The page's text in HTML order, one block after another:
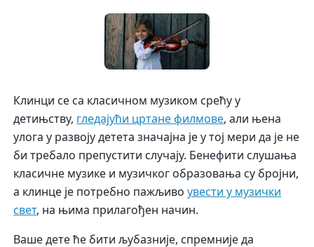
Клинци се са класичном музиком срећу у
детињству, гледајући цртане филмове, али њена
улога у развоју детета значајна је у тој мери да је не
би требало препустити случају. Бенефити слушања
класичне музике и музичког образовања су бројни,
а клинце је потребно пажљивоувести у музички
свет, на њима прилагођен начин.
Ваше дете ће бити љубазније, спремније да